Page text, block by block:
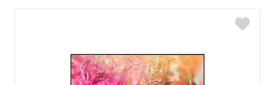
(2)
Full HD (1920x1080px)